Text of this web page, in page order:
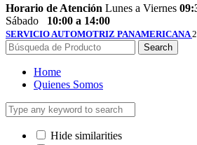
Horario de Atención Lunes a Viernes
Sábado 10:00 a 14:00
SERVICIO AUTOMOTRIZ PANAMERICANA
Search
Home
Quienes Somos
Hide similarities